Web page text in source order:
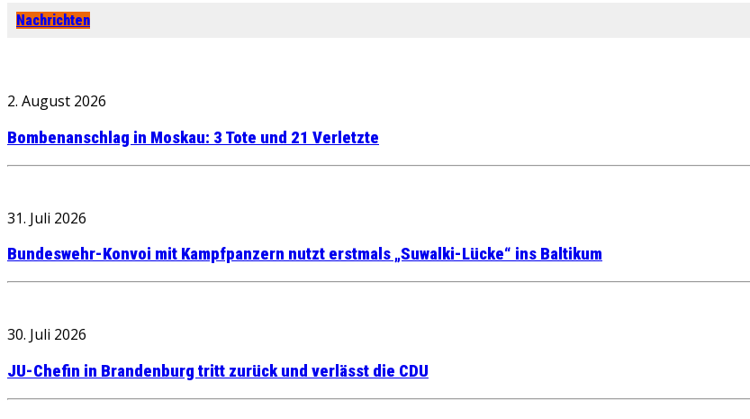
Nachrichten
2. August 2026
Bombenanschlag in Moskau: 3 Tote und 21 Verletzte
31. Juli 2026
Bundeswehr-Konvoi mit Kampfpanzern nutzt erstmals „Suwalki-Lücke“ ins Baltikum
30. Juli 2026
JU-Chefin in Brandenburg tritt zurück und verlässt die CDU